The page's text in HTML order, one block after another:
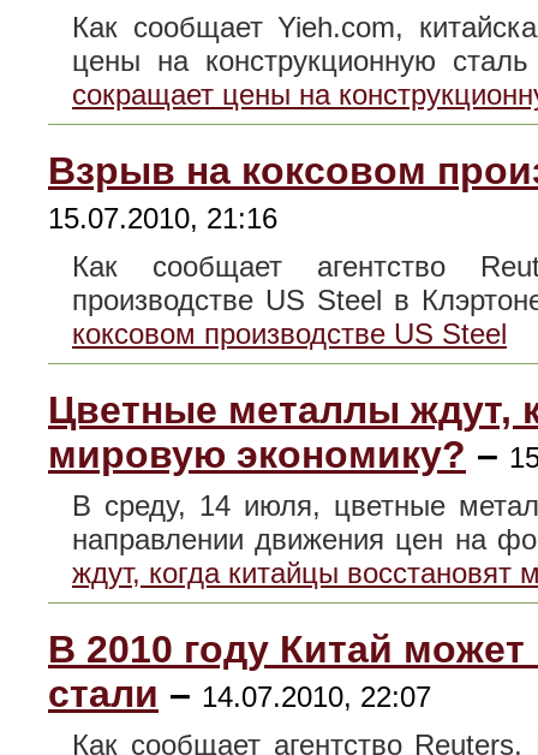
Как сообщает Yieh.com,
цены на конструкционную
сокращает цены на
Взрыв на коксовом
15.07.2010, 21:16
Как сообщает агентство
производстве US Steel в
коксовом производстве US Steel
Цветные металлы ждут,
мировую экономику? –
В среду, 14 июля, цветные
направлении движения цен на
ждут, когда китайцы восстановят
В 2010 году Китай
стали – 14.07.2010, 22:07
Как сообщает агентство